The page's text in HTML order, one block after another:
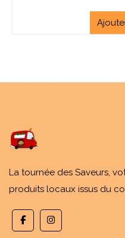
La tournée des Saveurs,
produits locaux issus du